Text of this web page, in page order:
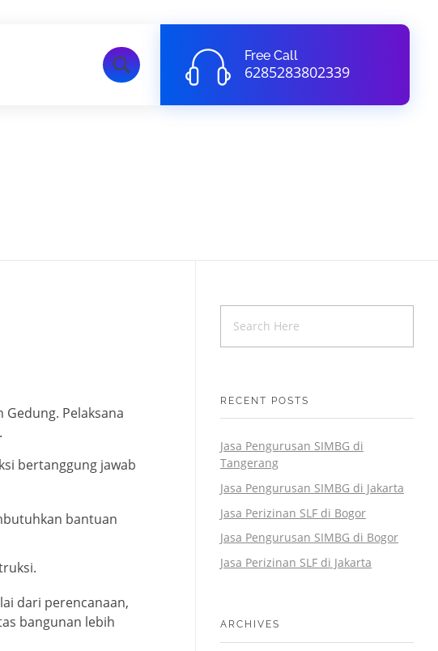
Free Call
6285283802339
Pelaksana
bertanggung jawab
bantuan
dari perencanaan,
bangunan lebih
RECENT POSTS
Jasa Pengurusan SIMBG di
Tangerang
Jasa Pengurusan SIMBG di Jakarta
Jasa Perizinan SLF di Bogor
Jasa Pengurusan SIMBG di Bogor
Jasa Perizinan SLF di Jakarta
ARCHIVES